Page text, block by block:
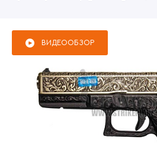
ВИДЕООБЗОР